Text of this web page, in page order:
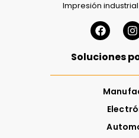
Impresión
Soluciones